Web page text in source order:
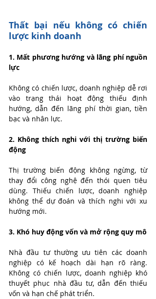
Thất bại nếu không có chiến
lược kinh doanh
1. Mất phương hướng và lãng phí nguồn
lực
Không có chiến lược, doanh nghiệp dễ rơi
vào trạng thái hoạt động thiếu định
hướng, dẫn đến lãng phí thời gian, tiền
bạc và nhân lực.
2. Không thích nghi với thị trường biến
động
Thị trường biến động không ngừng, từ
thay đổi công nghệ đến thói quen tiêu
dùng. Thiếu chiến lược, doanh nghiệp
không thể dự đoán và thích nghi với xu
hướng mới.
3. Khó huy động vốn và mở rộng quy mô
Nhà đầu tư thường ưu tiên các doanh
nghiệp có kế hoạch dài hạn rõ ràng.
Không có chiến lược, doanh nghiệp khó
thuyết phục nhà đầu tư, dẫn đến thiếu
vốn và hạn chế phát triển.